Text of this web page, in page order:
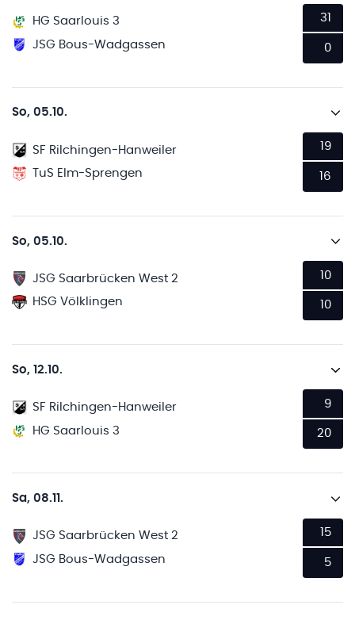
HG Saarlouis 3
JSG Bous-Wadgassen
31
0
So, 05.10.
SF Rilchingen-Hanweiler
TuS Elm-Sprengen
19
16
So, 05.10.
JSG Saarbrücken West 2
HSG Völklingen
10
10
So, 12.10.
SF Rilchingen-Hanweiler
HG Saarlouis 3
9
20
Sa, 08.11.
JSG Saarbrücken West 2
JSG Bous-Wadgassen
15
5